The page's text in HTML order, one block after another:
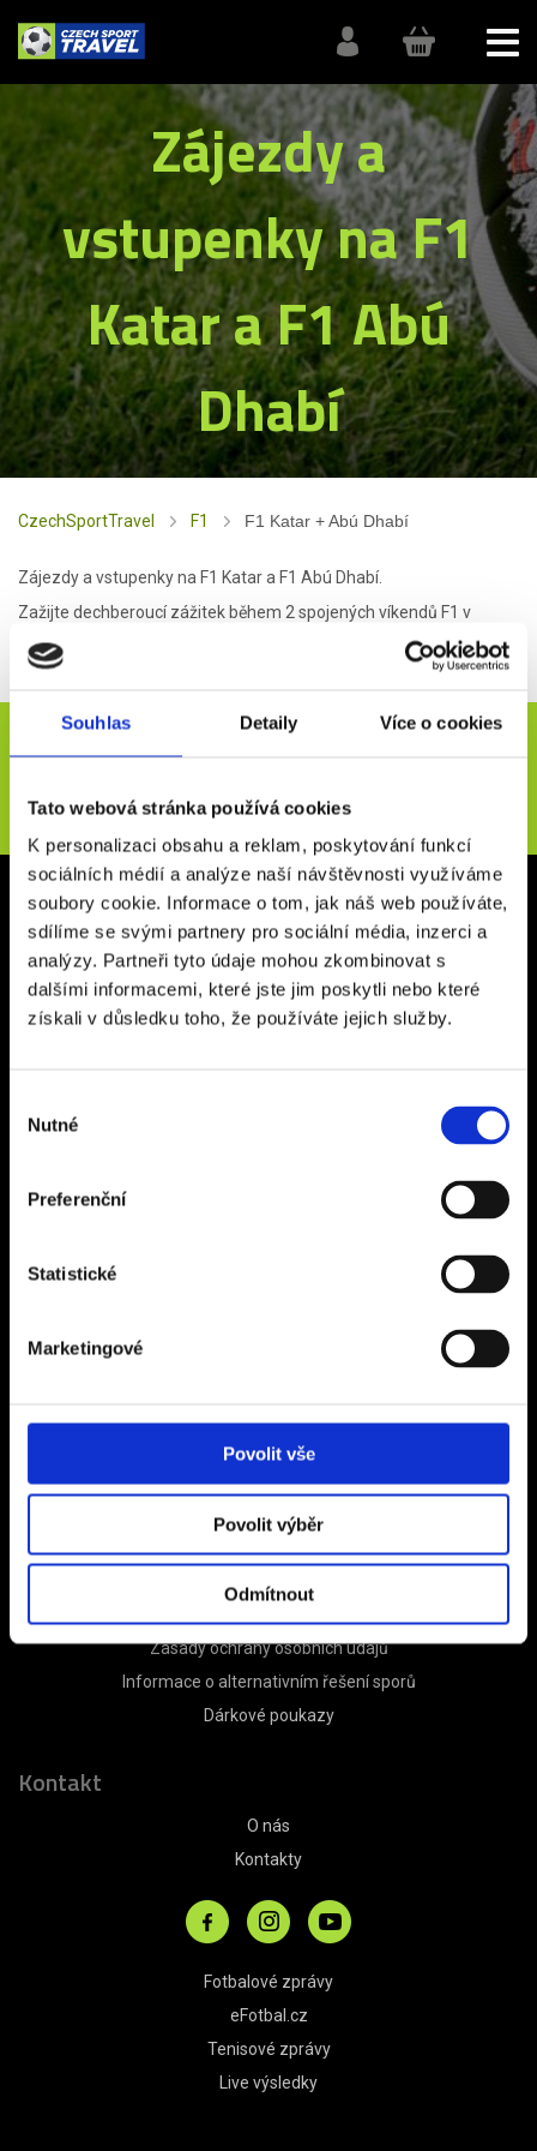
Souhlas Detaily Více o cookies
Tato webová stránka používá cookies
K personalizaci obsahu a reklam, poskytování funkcí
sociálních médií a analýze naší návštěvnosti využíváme
soubory cookie. Informace o tom, jak náš web používáte,
sdílíme se svými partnery pro sociální média, inzerci a
analýzy. Partneři tyto údaje mohou zkombinovat s
dalšími informacemi, které jste jim poskytli nebo které
získali v důsledku toho, že používáte jejich služby.
souhlasu
Nutné
Preferenční
Statistické
Marketingové
Povolit vše
Povolit výběr
Odmítnout
Zájezdy a
vstupenky na F1
Katar a F1 Abú
Dhabí
CzechSportTravel F1 F1 Katar + Abú Dhabí
Zájezdy a vstupenky na F1 Katar a F1 Abú Dhabí.
Zažijte dechberoucí zážitek během 2 spojených víkendů F1 v
Kataru a Abú Dhabí, doplněné o několikadenní zastávku v Dubaji a
s kompletním servisem či transfery v ceně.
Novinky e-mailem
Kancelář Rakovník
Vysoká 267
26901, Rakovník
Otevírací doba: Po - Pá 9:00 - 16:00
Reference
Zásady ochrany osobních údajů
Informace o alternativním řešení sporů
Dárkové poukazy
Kontakt
O nás
Kontakty
Fotbalové zprávy
eFotbal.cz
Tenisové zprávy
Live výsledky